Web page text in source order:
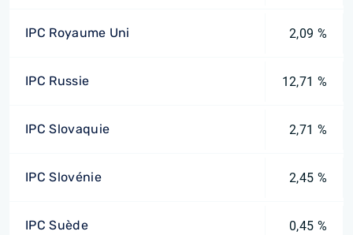
IPC Royaume Uni 2,09 %
IPC Russie 12,71 %
IPC Slovaquie 2,71 %
IPC Slovénie 2,45 %
IPC Suède 0,45 %